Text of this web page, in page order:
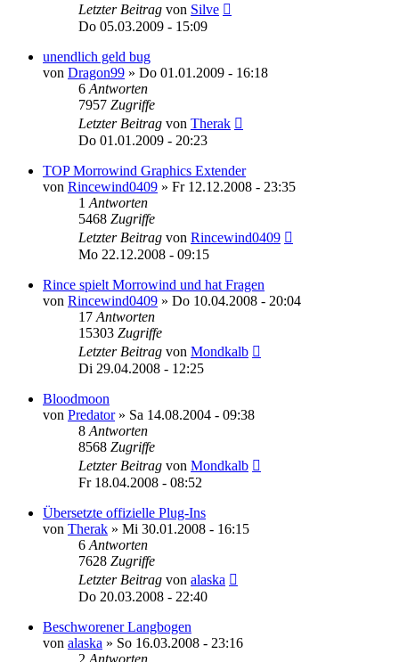
Letzter Beitrag von Silve
Do 05.03.2009 - 15:09
unendlich geld bug
von Dragon99 » Do 01.01.2009 - 16:18
6 Antworten
7957 Zugriffe
Letzter Beitrag von Therak
Do 01.01.2009 - 20:23
TOP Morrowind Graphics Extender
von Rincewind0409 » Fr 12.12.2008 - 23:35
1 Antworten
5468 Zugriffe
Letzter Beitrag von Rincewind0409
Mo 22.12.2008 - 09:15
Rince spielt Morrowind und hat Fragen
von Rincewind0409 » Do 10.04.2008 - 20:04
17 Antworten
15303 Zugriffe
Letzter Beitrag von Mondkalb
Di 29.04.2008 - 12:25
Bloodmoon
von Predator» Sa 14.08.2004 - 09:38
8 Antworten
8568 Zugriffe
Letzter Beitrag von Mondkalb
Fr 18.04.2008 - 08:52
Übersetzte offizielle Plug-Ins
von Therak » Mi 30.01.2008 - 16:15
6 Antworten
7628 Zugriffe
Letzter Beitrag von alaska
Do 20.03.2008 - 22:40
Beschworener Langbogen
von alaska » So 16.03.2008 - 23:16
2 Antworten